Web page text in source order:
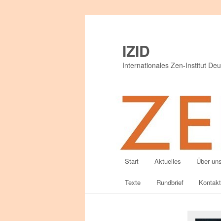
IZID
Internationales Zen-Institut
Zum
primären
Start Aktuelles Über uns
Texte Rundbrief Kontakt